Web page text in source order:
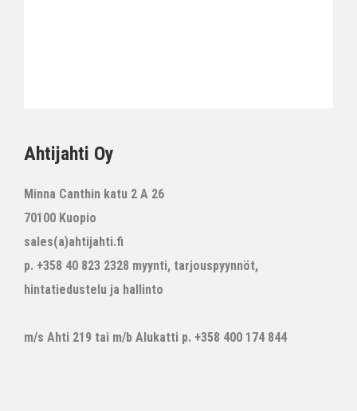
Ahtijahti Oy
Minna Canthin katu 2 A 26
70100 Kuopio
sales(a)ahtijahti.fi
p. +358 40 823 2328 myynti, tarjouspyynnöt,
hintatiedustelu ja hallinto
m/s Ahti 219 tai m/b Alukatti p. +358 400 174 844